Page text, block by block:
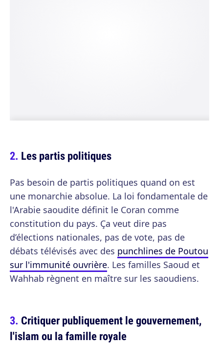
Les partis politiques
Pas besoin de partis politiques quand on est
une monarchie absolue. La loi fondamentale de
l'Arabie saoudite définit le Coran comme
constitution du pays. Ça veut dire pas
d’élections nationales, pas de vote, pas de
débats télévisés avec des punchlines de Poutou
sur l'immunité ouvrière. Les familles Saoud et
Wahhab règnent en maître sur les saoudiens.
Critiquer publiquement le gouvernement,
l'islam ou la famille royale